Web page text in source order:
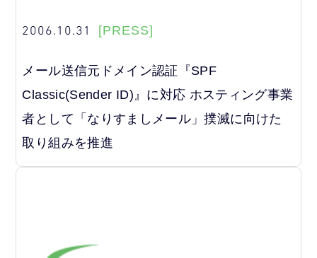
2006.10.31 [PRESS]
メール送信元ドメイン認証『SPF
Classic(Sender ID)』に対応 ホスティング事業
者として「なりすましメール」撲滅に向けた
取り組みを推進